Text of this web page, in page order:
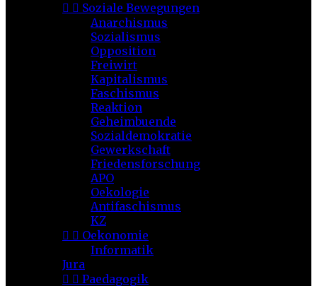
  Soziale Bewegungen
Anarchismus
Sozialismus
Opposition
Freiwirt
Kapitalismus
Faschismus
Reaktion
Geheimbuende
Sozialdemokratie
Gewerkschaft
Friedensforschung
APO
Oekologie
Antifaschismus
KZ
  Oekonomie
Informatik
Jura
  Paedagogik